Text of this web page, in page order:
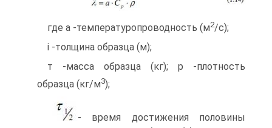
где а -температуропроводность (м2/с);
і -толщина образца (м);
т -масса образца (кг); р -плотность
образца (кг/м3);
- время достижения половины